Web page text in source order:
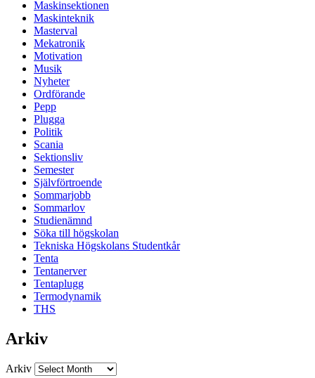
Maskinsektionen
Maskinteknik
Masterval
Mekatronik
Motivation
Musik
Nyheter
Ordförande
Pepp
Plugga
Politik
Scania
Sektionsliv
Semester
Självförtroende
Sommarjobb
Sommarlov
Studienämnd
Söka till högskolan
Tekniska Högskolans Studentkår
Tenta
Tentanerver
Tentaplugg
Termodynamik
THS
Arkiv
Arkiv